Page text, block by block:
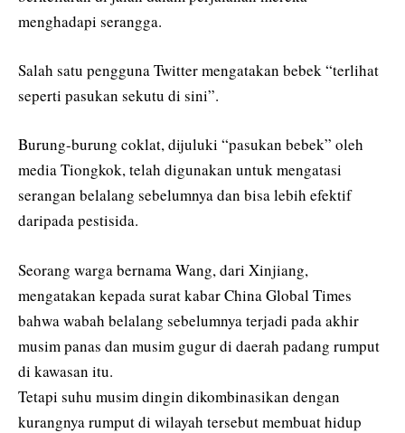
menghadapi serangga.
Salah satu pengguna Twitter mengatakan bebek “terlihat
seperti pasukan sekutu di sini”.
Burung-burung coklat, dijuluki “pasukan bebek” oleh
media Tiongkok, telah digunakan untuk mengatasi
serangan belalang sebelumnya dan bisa lebih efektif
daripada pestisida.
Seorang warga bernama Wang, dari Xinjiang,
mengatakan kepada surat kabar China Global Times
bahwa wabah belalang sebelumnya terjadi pada akhir
musim panas dan musim gugur di daerah padang rumput
di kawasan itu.
Tetapi suhu musim dingin dikombinasikan dengan
kurangnya rumput di wilayah tersebut membuat hidup